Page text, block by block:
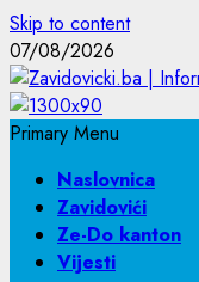
Skip to content
07/08/2026
Primary Menu
Naslovnica
Zavidovići
Ze-Do kanton
Vijesti